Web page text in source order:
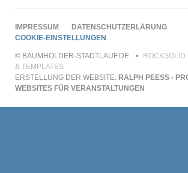
NAVIGATION
ÜBERSPRINGEN
IMPRESSUM
DATENSCHUTZERLÄRUNG
COOKIE-EINSTELLUNGEN
© BAUMHOLDER-STADTLAUF.DE
ROCKSOLID
& TEMPLATES
ERSTELLUNG DER WEBSITE: RALPH PEESS -
EBSITES FÜR VERANSTALTUNGEN